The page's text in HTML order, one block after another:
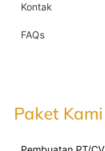
Kontak
FAQs
Paket Kami